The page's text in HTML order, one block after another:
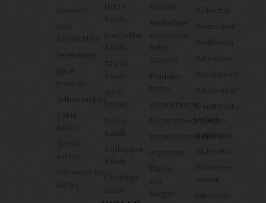
Gute
Nachrichten!
Leselounge
Neue
Produkte
Selbermachen
T-Shirt
Stofftier
Patchworkdecke
Mütze
häkeln
Kuscheltier
Tasche
häkeln
häkeln
Topflappen
häkeln
Fäustlinge
häkeln
Kontakt
Mediadaten
Kultur
Produkte
testen
Widerrufsrecht
Nutzungsbedingungen
Datenschutzerklärung
Merkzettel
Stoffrechner
Stofflexikon
Nählexikon
Stricklexikon
Häkellexikon
Schnittmuster-
Lexikon
Wolllexikon
Sticklexikon
Makramee-
Lexikon
Patchwork-